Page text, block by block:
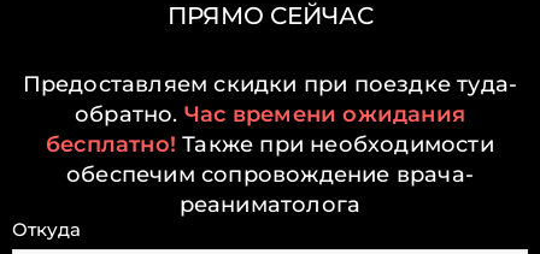
ПРЯМО СЕЙЧАС
Предоставляем скидки при поездке туда-
обратно. Час времени ожидания
бесплатно! Также при необходимости
обеспечим сопровождение врача-
реаниматолога
Откуда